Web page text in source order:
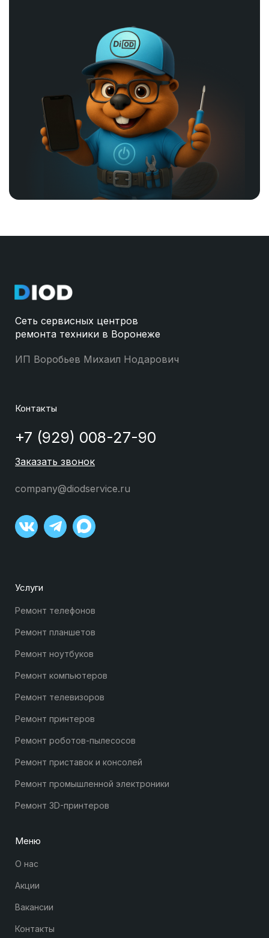
Сеть сервисных центров
ремонта техники в Воронеже
ИП Воробьев Михаил Нодарович
Контакты
+7 (929) 008-27-90
Заказать звонок
company@diodservice.ru
Услуги
Ремонт телефонов
Ремонт планшетов
Ремонт ноутбуков
Ремонт компьютеров
Ремонт телевизоров
Ремонт принтеров
Ремонт роботов-пылесосов
Ремонт приставок и консолей
Ремонт промышленной электроники
Ремонт 3D-принтеров
Меню
О нас
Акции
Вакансии
Контакты